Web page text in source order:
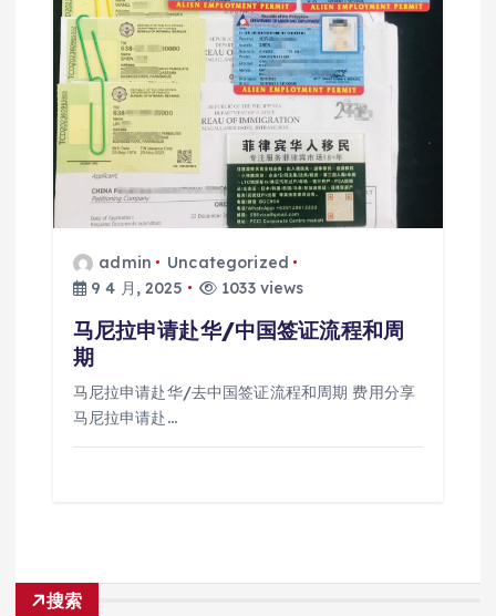
admin
Uncategorized
9 4 月, 2025
1033 views
马尼拉申请赴华/中国签证流程和周
期
马尼拉申请赴华/去中国签证流程和周期 费用分享
马尼拉申请赴…
搜索